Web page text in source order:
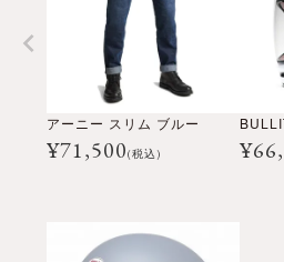
アーニー スリム ブルー
¥71,500(税込) ¥